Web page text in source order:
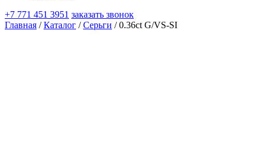
+7 771 451 3951 заказать звонок
Главная /Каталог /Серьги / 0.36ct G/VS-SI